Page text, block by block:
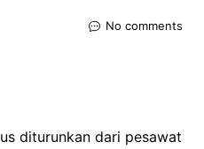
No comments
diturunkan dari pesawat